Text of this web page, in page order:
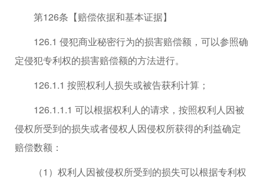
第126条【赔偿依据和基本证据】
126.1 侵犯商业秘密行为的损害赔偿额，可以参照确
定侵犯专利权的损害赔偿额的方法进行。
126.1.1 按照权利人损失或被告获利计算；
126.1.1.1 可以根据权利人的请求，按照权利人因被
侵权所受到的损失或者侵权人因侵权所获得的利益确定
赔偿数额：
（1）权利人因被侵权所受到的损失可以根据专利权